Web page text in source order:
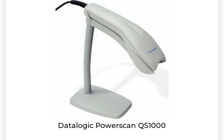
Datalogic Powerscan QS1000